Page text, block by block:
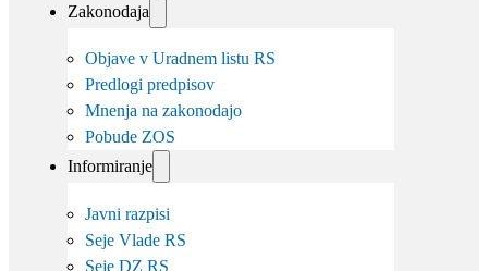
Zakonodaja
Objave v Uradnem listu RS
Predlogi predpisov
Mnenja na zakonodajo
Pobude ZOS
Informiranje
Javni razpisi
Seje Vlade RS
Seje DZ RS